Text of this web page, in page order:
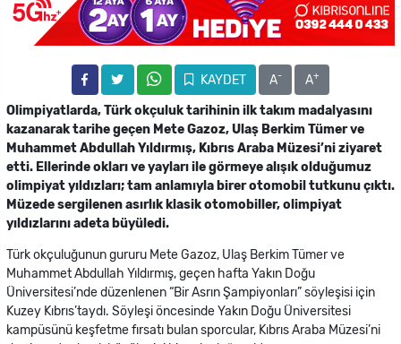
KAYDET A- A+
Olimpiyatlarda, Türk okçuluk tarihinin ilk takım madalyasını
kazanarak tarihe geçen Mete Gazoz, Ulaş Berkim Tümer ve
Muhammet Abdullah Yıldırmış, Kıbrıs Araba Müzesi’ni ziyaret
etti. Ellerinde okları ve yayları ile görmeye alışık olduğumuz
olimpiyat yıldızları; tam anlamıyla birer otomobil tutkunu çıktı.
Müzede sergilenen asırlık klasik otomobiller, olimpiyat
yıldızlarını adeta büyüledi.
Türk okçuluğunun gururu Mete Gazoz, Ulaş Berkim Tümer ve
Muhammet Abdullah Yıldırmış, geçen hafta Yakın Doğu
Üniversitesi’nde düzenlenen “Bir Asrın Şampiyonları” söyleşisi için
Kuzey Kıbrıs’taydı. Söyleşi öncesinde Yakın Doğu Üniversitesi
kampüsünü keşfetme fırsatı bulan sporcular, Kıbrıs Araba Müzesi’ni